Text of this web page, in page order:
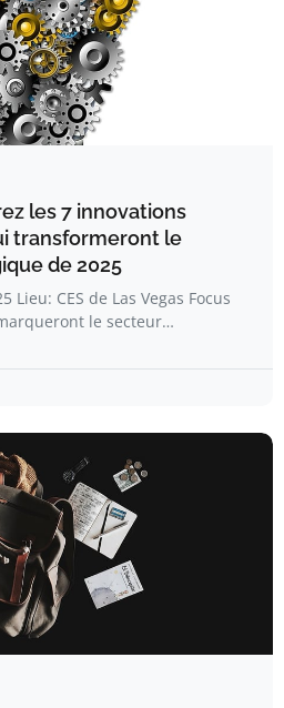
les 7 innovations
transformeront le
de 2025
Lieu: CES de Las Vegas Focus
le secteur…